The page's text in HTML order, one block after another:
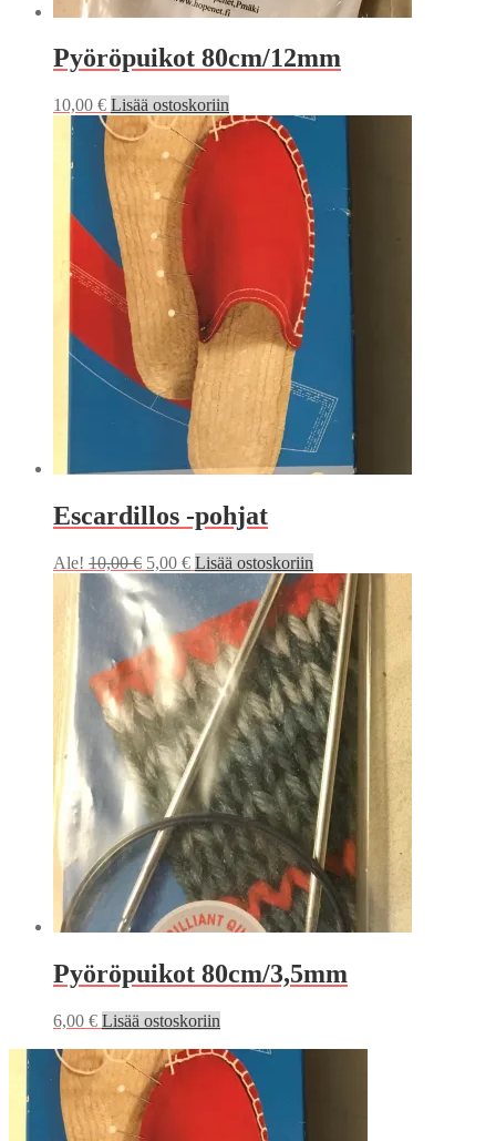
Pyöröpuikot 80cm/12mm
10,00 € Lisää ostoskoriin
Escardillos -pohjat
Ale! 10,00€ Alkuperäinen
hinta
oli:
10,00 €.
5,00 €Nykyinen
on:
5,00 €.
Lisää ostoskoriin
Pyöröpuikot 80cm/3,5mm
6,00 € Lisää ostoskoriin